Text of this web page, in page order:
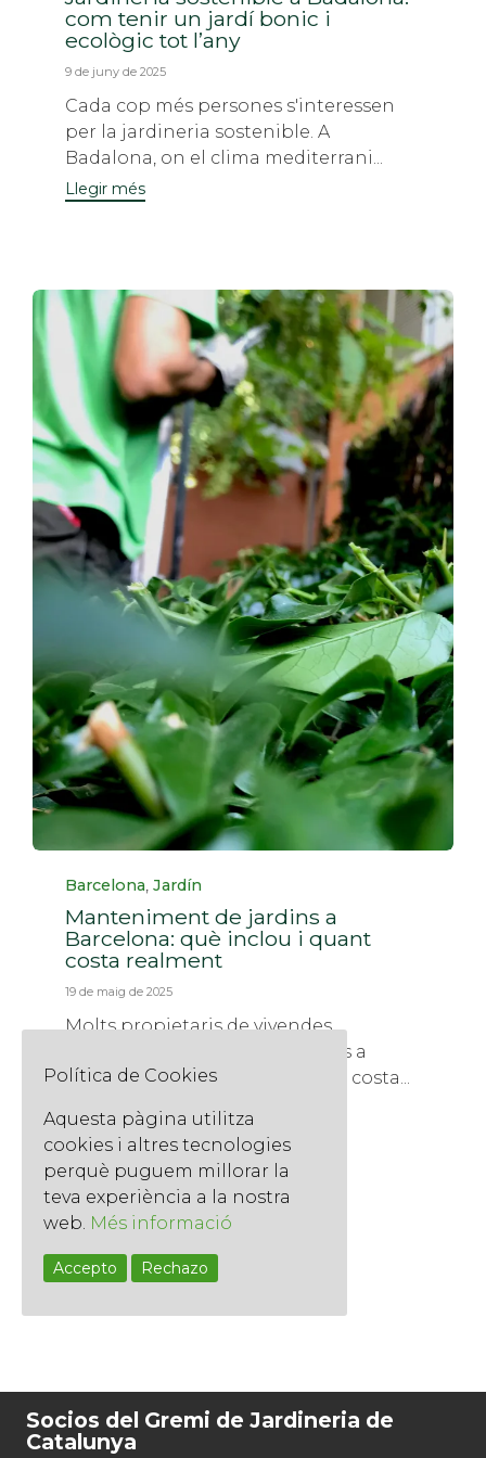
com tenir un jardí bonic i
ecològic tot l’any
9 de juny de 2025
Cada cop més persones s'interessen
per la jardineria sostenible. A
Badalona, ​​on el clima mediterrani...
Llegir més
Categoria
Barcelona, Jardín
Manteniment de jardins a
Barcelona: què inclou i quant
costa realment
19 de maig de 2025
Molts propietaris de vivendes,
comunitats de veïns i empreses a
Barcelona es pregunten quant costa...
Llegir més
1
Socios del Gremi de Jardineria de
Catalunya
Política de Cookies
Aquesta pàgina utilitza
cookies i altres tecnologies
perquè puguem millorar la
teva experiència a la nostra
web. Més informació
Accepto Rechazo